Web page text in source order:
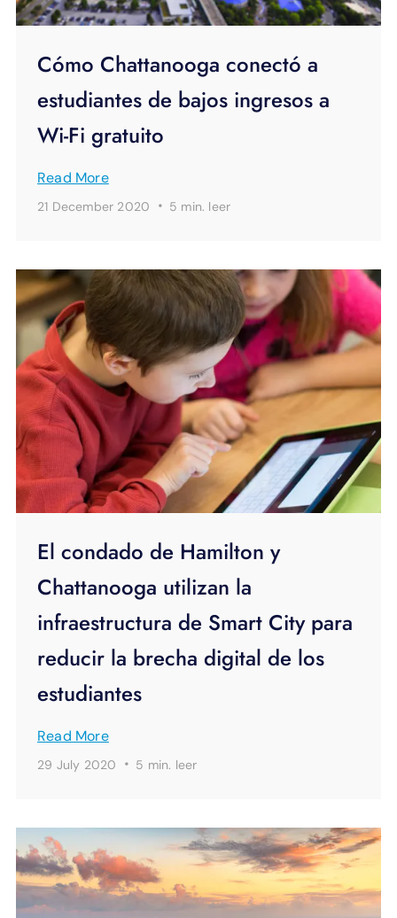
Cómo Chattanooga conectó a
estudiantes de bajos ingresos a
Wi-Fi gratuito
Read More
21 December 2020 · 5 min. leer
El condado de Hamilton y
Chattanooga utilizan la
infraestructura de Smart City para
reducir la brecha digital de los
estudiantes
Read More
29 July 2020 · 5 min. leer